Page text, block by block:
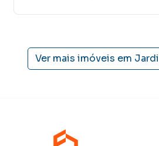
em produzir campanhas
que aumenta muito o número de
proprietários e inquilinos.
Ver mais imóveis em